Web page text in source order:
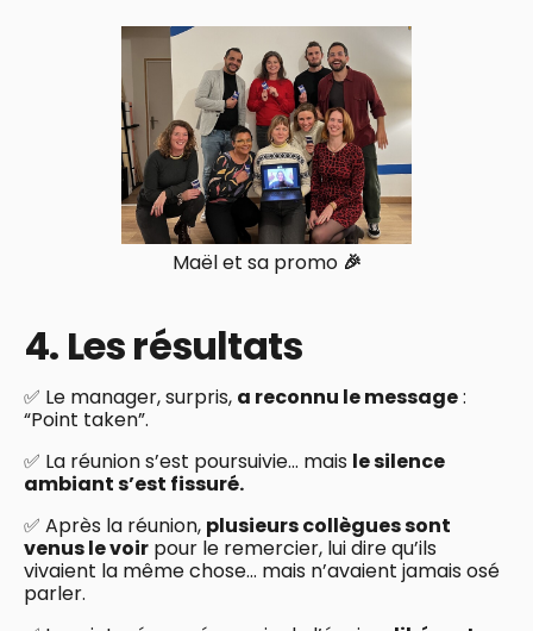
Maël et sa promo 🎉
4. Les résultats
✅ Le manager, surpris, a reconnu le message:
“Point taken”.
✅ La réunion s’est poursuivie… mais le silence
ambiant s’est fissuré.
✅ Après la réunion, plusieurs collègues sont
venus le voir pour le remercier, lui dire qu’ils
vivaient la même chose… mais n’avaient jamais osé
parler.